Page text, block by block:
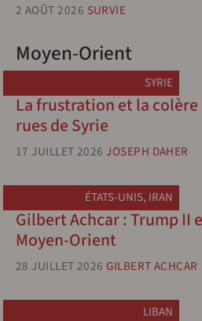
2 AOÛT 2026 SURVIE
Moyen-Orient
SYRIE
La frustration et la
rues de Syrie
17 JUILLET 2026 JOSEPH DAHER
ÉTATS-UNIS, IRAN
Gilbert Achcar : Trump II
Moyen-Orient
28 JUILLET 2026 GILBERT ACHCAR
LIBAN